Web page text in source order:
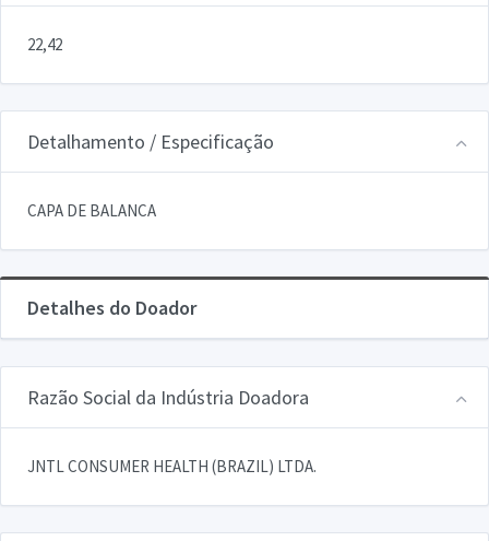
22,42
Detalhamento / Especificação
CAPA DE BALANCA
Detalhes do Doador
Razão Social da Indústria Doadora
JNTL CONSUMER HEALTH (BRAZIL) LTDA.